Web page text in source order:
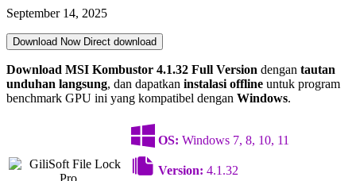
September 14, 2025
Download Now Direct download
Download MSI Kombustor 4.1.32 Full Version dengan tautan
unduhan langsung, dan dapatkan instalasi offline untuk program
benchmark GPU ini yang kompatibel dengan Windows.
OS: Windows 7, 8, 10, 11
Version: 4.1.32